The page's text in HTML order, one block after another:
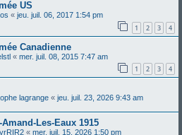
US
« jeu. juil. 06, 2017 1:54 pm
1 2 3 4
Canadienne
« mer. juil. 08, 2015 7:47 am
1 2 3 4
lagrange « jeu. juil. 23, 2026 9:43 am
Les-Eaux 1915
« mer. juil. 15, 2026 1:50 pm